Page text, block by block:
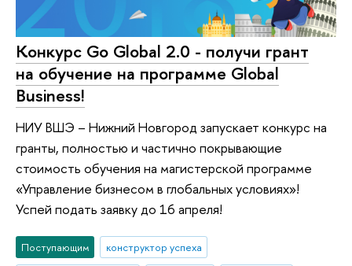
Конкурс Go Global 2.0 - получи грант
на обучение на программе Global
Business!
НИУ ВШЭ – Нижний Новгород запускает конкурс на
гранты, полностью и частично покрывающие
стоимость обучения на магистерской программе
«Управление бизнесом в глобальных условиях»!
Успей подать заявку до 16 апреля!
Поступающим
конструктор успеха